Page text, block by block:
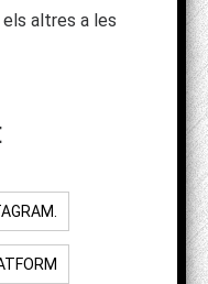
altres a les